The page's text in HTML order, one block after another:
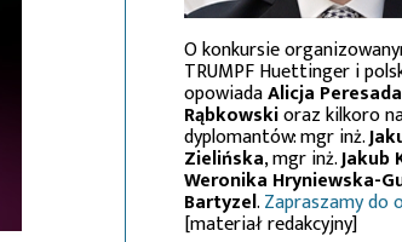
O konkursie
TRUMPF Huettinger i
opowiadaAlicja Peresada
Rąbkowskioraz kilkoro
dyplomantów: mgr inż.
Zielińska, mgr inż.Jakub
Weronika Hryniewska-
Bartyzel.Zapraszamy do
[materiał redakcyjny]